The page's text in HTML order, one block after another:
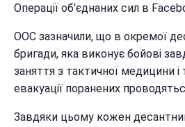
Операції об'єднаних сил в
ООС зазначили, що в окремої
бригади, яка виконує бойові
заняття з тактичної медицини і
евакуації поранених
Завдяки цьому кожен